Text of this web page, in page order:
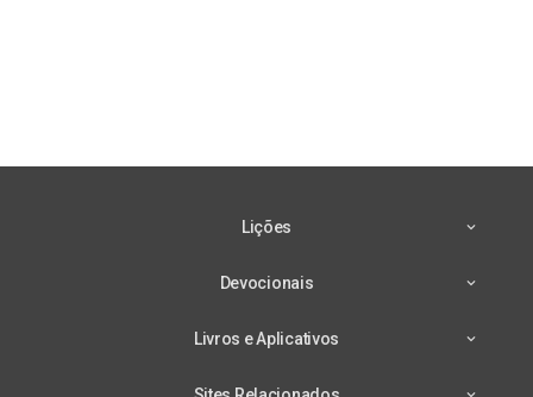
Lições
Devocionais
Livros e Aplicativos